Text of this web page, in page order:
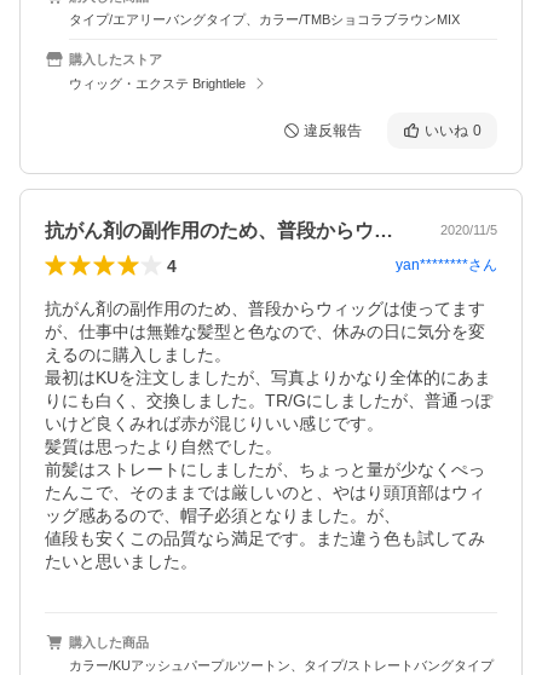
タイプ/エアリーバングタイプ、カラー/TMBショコラブラウンMIX
購入したストア
ウィッグ・エクステ Brightlele
違反報告 いいね 0
抗がん剤の副作用のため、普段からウィッ… 2020/11/5
4 yan********さん
抗がん剤の副作用のため、普段からウィッグは使ってます
が、仕事中は無難な髪型と色なので、休みの日に気分を変
えるのに購入しました。
最初はKUを注文しましたが、写真よりかなり全体的にあま
りにも白く、交換しました。TR/Gにしましたが、普通っぽ
いけど良くみれば赤が混じりいい感じです。
髪質は思ったより自然でした。
前髪はストレートにしましたが、ちょっと量が少なくぺっ
たんこで、そのままでは厳しいのと、やはり頭頂部はウィ
ッグ感あるので、帽子必須となりました。が、
値段も安くこの品質なら満足です。また違う色も試してみ
たいと思いました。
購入した商品
カラー/KUアッシュパープルツートン、タイプ/ストレートバングタイプ